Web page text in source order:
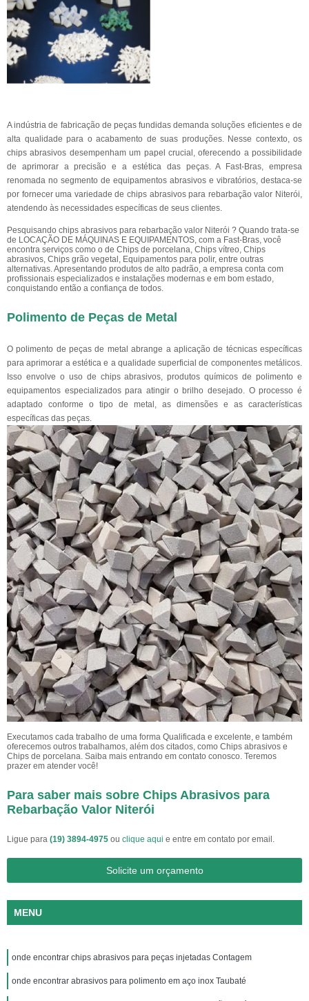
A indústria de fabricação de peças fundidas demanda soluções eficientes e de
alta qualidade para o acabamento de suas produções. Nesse contexto, os
chips abrasivos desempenham um papel crucial, oferecendo a possibilidade
de aprimorar a precisão e a estética das peças. A Fast-Bras, empresa
renomada no segmento de equipamentos abrasivos e vibratórios, destaca-se
por fornecer uma variedade de chips abrasivos para rebarbação valor Niterói,
atendendo às necessidades específicas de seus clientes.
Pesquisando chips abrasivos para rebarbação valor Niterói ? Quando trata-se
de LOCAÇÃO DE MÁQUINAS E EQUIPAMENTOS, com a Fast-Bras, você
encontra serviços como o de Chips de porcelana, Chips vítreo, Chips
abrasivos, Chips grão vegetal, Equipamentos para polir, entre outras
alternativas. Apresentando produtos de alto padrão, a empresa conta com
profissionais especializados e instalações modernas e em bom estado,
conquistando então a confiança de todos.
Polimento de Peças de Metal
O polimento de peças de metal abrange a aplicação de técnicas específicas
para aprimorar a estética e a qualidade superficial de componentes metálicos.
Isso envolve o uso de chips abrasivos, produtos químicos de polimento e
equipamentos especializados para atingir o brilho desejado. O processo é
adaptado conforme o tipo de metal, as dimensões e as características
específicas das peças.
Executamos cada trabalho de uma forma Qualificada e excelente, e também
oferecemos outros trabalhamos, além dos citados, como Chips abrasivos e
Chips de porcelana. Saiba mais entrando em contato conosco. Teremos
prazer em atender você!
Para saber mais sobre Chips Abrasivos para
Rebarbação Valor Niterói
Ligue para (19) 3894-4975 ou clique aqui e entre em contato por email.
Solicite um orçamento
MENU
onde encontrar chips abrasivos para peças injetadas Contagem
onde encontrar abrasivos para polimento em aço inox Taubaté